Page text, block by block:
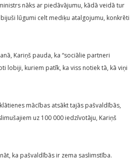
nāks ar piedāvājumu, kādā veidā tur
lūgumi celt mediķu atalgojumu, konkrēti
Kariņš pauda, ka “sociālie partneri
lobiji, kuriem patīk, ka viss notiek tā, kā viņi
mācības atsākt tajās pašvaldībās,
uz 100 000 iedzīvotāju, Kariņš
ka pašvaldībās ir zema saslimstība.